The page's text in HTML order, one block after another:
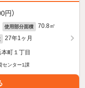
円）
使用部分面積 70.8㎡
27年1ヶ月
町１丁目
センター1課